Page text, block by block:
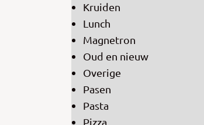
Kruiden
Lunch
Magnetron
Oud en nieuw
Overige
Pasen
Pasta
Pizza